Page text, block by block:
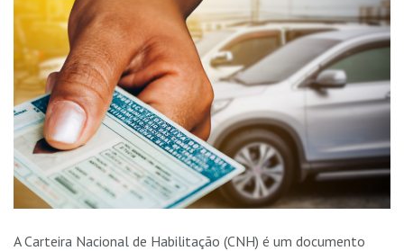
A Carteira Nacional de Habilitação (CNH) é um documento